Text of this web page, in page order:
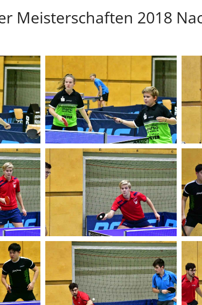
Meisterschaften 2018